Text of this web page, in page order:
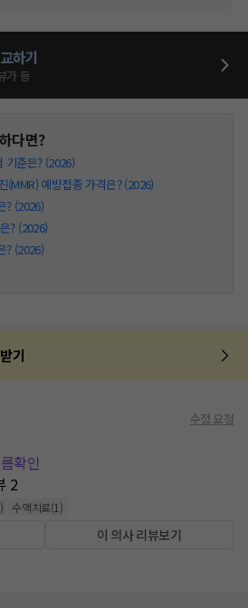
하기
가 등
다면?
기준은? (2026)
(MMR) 예방접종 가격은? (2026)
? (2026)
? (2026)
? (2026)
기
수정 요청
확인
2
) 수액치료(1 )
이 의사 리뷰보기